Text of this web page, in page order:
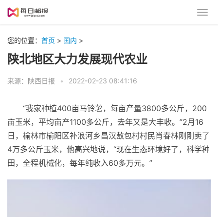
您的位置： 首页 > 国内 >
陕北地区大力发展现代农业
来源：陕西日报 • 2022-02-23 08:41:16
“我家种植400亩马铃薯，每亩产量3800多公斤，200
亩玉米， 平均亩产1100多公斤，去年又是大丰收。”2月16
日，榆林市榆阳区补浪河乡昌汉敖包村村民肖春林刚刚卖了
4万多公斤玉米，他高兴地说，“现在生态环境好了，科学种
田，全程机械化，每年纯收入60多万元。”